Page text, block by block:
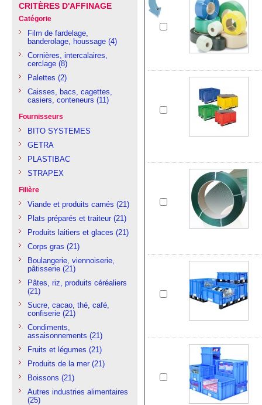
CRITÈRES D'AFFINAGE
Catégorie
Film de fardelage,
banderolage, houssage (4)
Cornières, intercalaires,
cerclage (8)
Palettes (2)
Caisses, bacs, cagettes,
casiers, conteneurs (11)
Fournisseurs
BITO SYSTEMES
GETRA
PLASTIBAC
STRAPEX
Filière
Viande et produits carnés (21)
Plats préparés et traiteur (21)
Produits laitiers et glaces (21)
Corps gras (21)
Boulangerie, viennoiserie,
pâtisserie (21)
Pâtes, riz, produits céréaliers
(21)
Sucre, cacao, thé, café,
confiserie (21)
Condiments,
assaisonnements (21)
Fruits et légumes (21)
Produits de la mer (21)
Boissons (21)
Autres industries alimentaires
(25)